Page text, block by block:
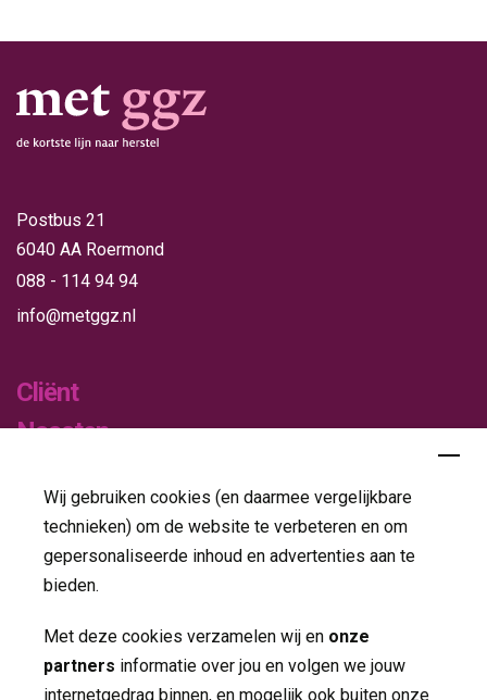
Wij gebruiken cookies (en daarmee vergelijkbare
technieken) om de website te verbeteren en om
gepersonaliseerde inhoud en advertenties aan te
bieden.
Met deze cookies verzamelen wij en onze
partners informatie over jou en volgen we jouw
internetgedrag binnen, en mogelijk ook buiten onze
Postbus 21
6040 AA Roermond
088 - 114 94 94
info@metggz.nl
Cliënt
Naasten
Publicaties
Folders
Jaarverslagen
Nieuws